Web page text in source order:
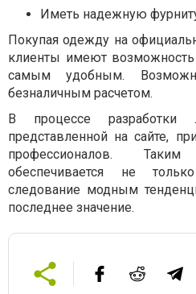
Иметь надежную
Покупая одежду на
клиенты имеют
самым удобным.
безналичным расчетом.
В процессе разработки
представленной на сайте,
профессионалов.
обеспечивается не
следование модным
последнее значение.